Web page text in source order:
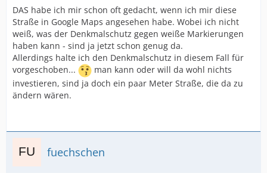
DAS habe ich mir schon oft gedacht, wenn ich mir diese
Straße in Google Maps angesehen habe. Wobei ich nicht
weiß, was der Denkmalschutz gegen weiße Markierungen
haben kann - sind ja jetzt schon genug da.
Allerdings halte ich den Denkmalschutz in diesem Fall für
vorgeschoben...
man kann oder will da wohl nichts
investieren, sind ja doch ein paar Meter Straße, die da zu
ändern wären.
fuechschen